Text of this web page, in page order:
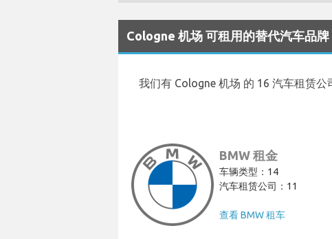
Cologne 机场 可租用的替代汽车品牌
我们有 Cologne 机场 的 16 汽车租赁公
BMW 租金
车辆类型：14
汽车租赁公司：11
查看 BMW 租车